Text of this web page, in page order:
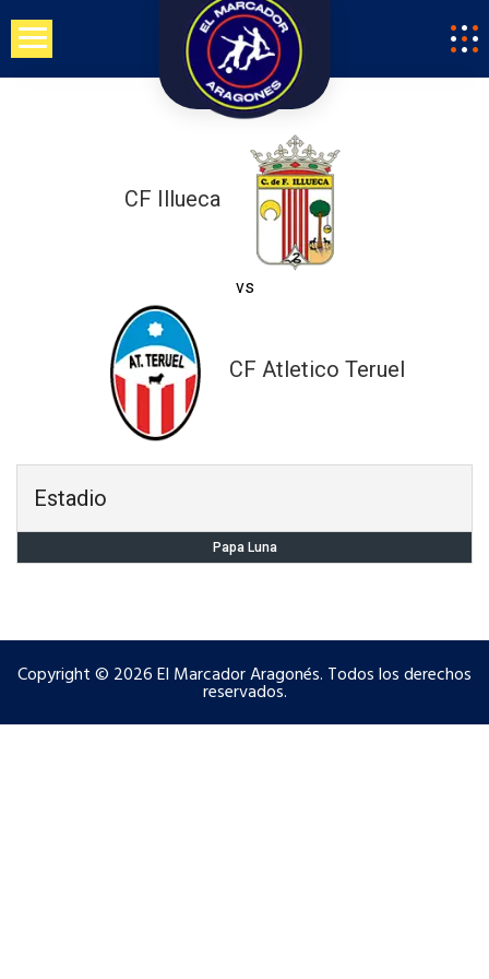
Saltar
contenido
CF Illueca
vs
CF Atletico Teruel
Estadio
Papa Luna
Copyright © 2026 El Marcador Aragonés. Todos los derechos
reservados.